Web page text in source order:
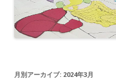
月別アーカイブ: 2024年3月